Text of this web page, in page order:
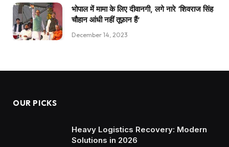
भोपाल में मामा के लिए दीवानगी, लगे नारे ‘शिवराज सिंह
चौहान आंधी नहीं तूफ़ान हैं’
December 14, 2023
OUR PICKS
Heavy Logistics Recovery: Modern
Solutions in 2026